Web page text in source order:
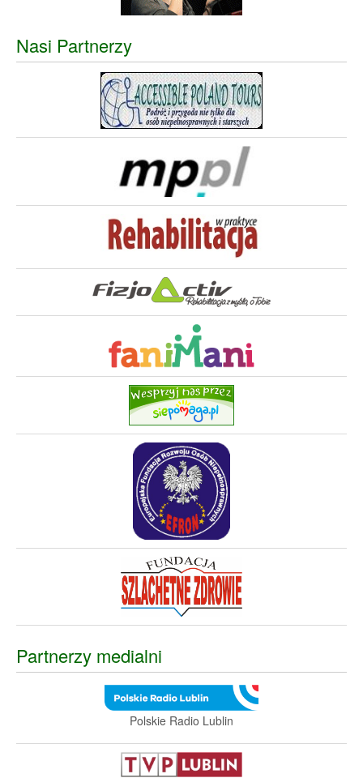
Nasi Partnerzy
Partnerzy medialni
Polskie Radio Lublin